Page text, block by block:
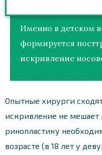
Именно в детском
формируется
искривление
Опытные хирурги
искривление не мешает
ринопластику
возрасте (в 18 лет у